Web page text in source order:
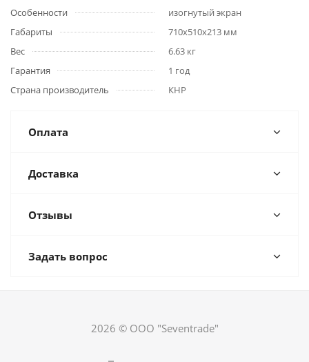
Особенности
изогнутый экран
Габариты
710x510x213 мм
Вес
6.63 кг
Гарантия
1 год
Страна производитель
КНР
Оплата
Доставка
Отзывы
Задать вопрос
2026 © ООО "Seventrade"